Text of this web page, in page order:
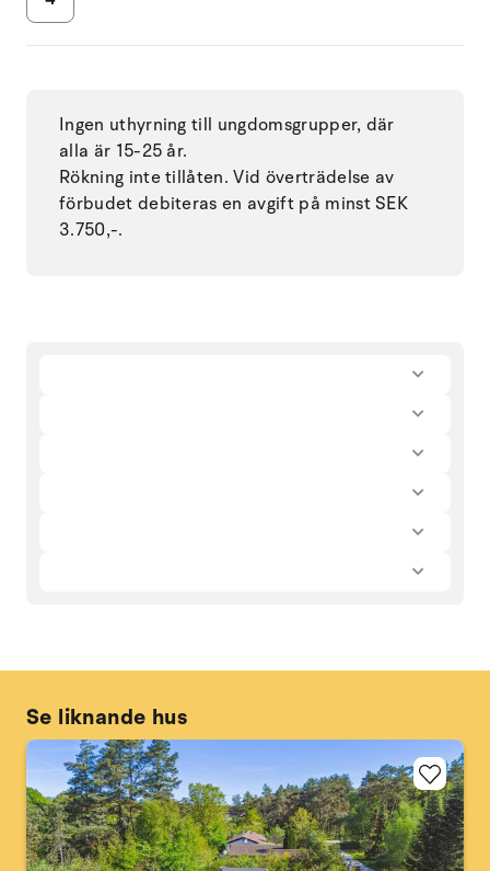
Ingen uthyrning till ungdomsgrupper, där
alla är 15-25 år.
Rökning inte tillåten. Vid överträdelse av
förbudet debiteras en avgift på minst SEK
3.750,-.
Se liknande hus